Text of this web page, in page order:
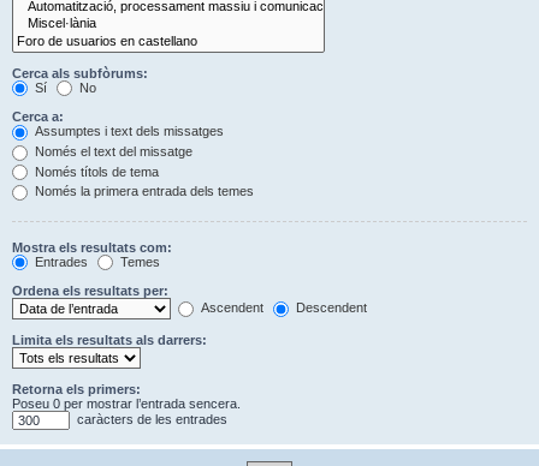
Cerca als subfòrums:
Sí
No
Cerca a:
Assumptes i text dels missatges
Només el text del missatge
Només títols de tema
Només la primera entrada dels temes
Mostra els resultats com:
Entrades
Temes
Ordena els resultats per:
Ascendent
Descendent
Limita els resultats als darrers:
Retorna els primers:
Poseu 0 per mostrar l’entrada sencera.
caràcters de les entrades